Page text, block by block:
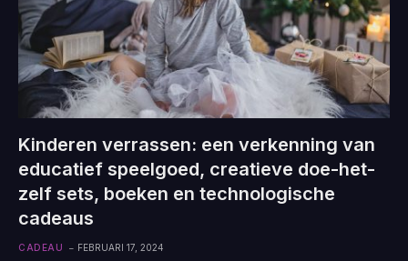
Kinderen verrassen: een verkenning van
educatief speelgoed, creatieve doe-het-
zelf sets, boeken en technologische
cadeaus
CADEAU FEBRUARI 17, 2024